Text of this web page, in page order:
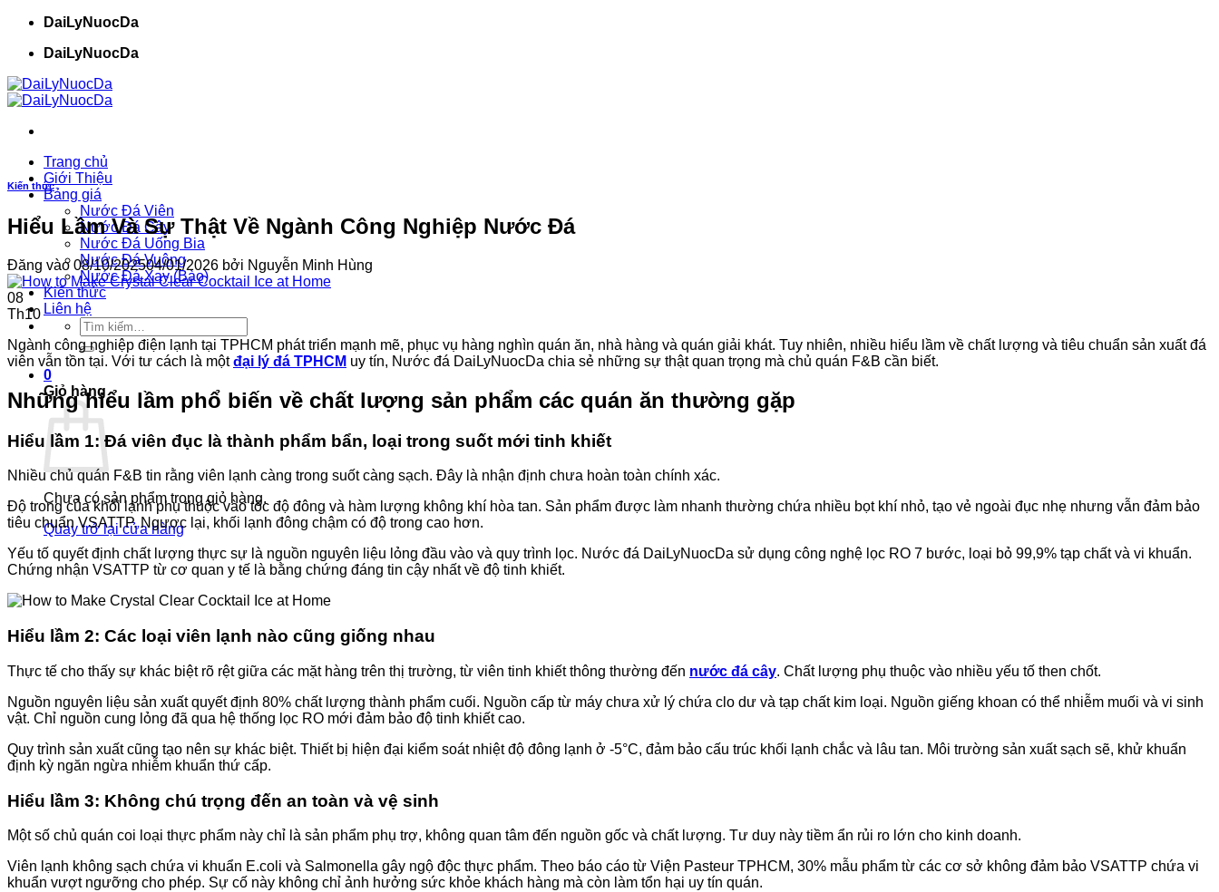
DaiLyNuocDa
DaiLyNuocDa
Trang chủ
Giới Thiệu
Bảng giá
Nước Đá Viên
Nước Đá Cây
Nước Đá Uống Bia
Nước Đá Vuông
Nước Đá Xay (Bào)
Kiến thức
Liên hệ
Tìm
kiếm:
0
Giỏ hàng
Chưa có sản phẩm trong giỏ hàng.
Quay trở lại cửa hàng
Kiến thức
Hiểu Lầm Và Sự Thật Về Ngành Công Nghiệp Nước Đá
Đăng vào08/10/202504/01/2026 bởi Nguyễn Minh Hùng
08
Th10
Ngành công nghiệp điện lạnh tại TPHCM phát triển mạnh mẽ, phục vụ hàng nghìn quán ăn, nhà hàng và quán giải khát. Tuy nhiên, nhiều hiểu lầm về chất lượng và tiêu chuẩn sản xuất đá
viên vẫn tồn tại. Với tư cách là mộtđại lý đá TPHCM uy tín, Nước đá DaiLyNuocDa chia sẻ những sự thật quan trọng mà chủ quán F&B cần biết.
Những hiểu lầm phổ biến về chất lượng sản phẩm các quán ăn thường gặp
Hiểu lầm 1: Đá viên đục là thành phẩm bẩn, loại trong suốt mới tinh khiết
Nhiều chủ quán F&B tin rằng viên lạnh càng trong suốt càng sạch. Đây là nhận định chưa hoàn toàn chính xác.
Độ trong của khối lạnh phụ thuộc vào tốc độ đông và hàm lượng không khí hòa tan. Sản phẩm được làm nhanh thường chứa nhiều bọt khí nhỏ, tạo vẻ ngoài đục nhẹ nhưng vẫn đảm bảo
tiêu chuẩn VSATTP. Ngược lại, khối lạnh đông chậm có độ trong cao hơn.
Yếu tố quyết định chất lượng thực sự là nguồn nguyên liệu lỏng đầu vào và quy trình lọc. Nước đá DaiLyNuocDa sử dụng công nghệ lọc RO 7 bước, loại bỏ 99,9% tạp chất và vi khuẩn.
Chứng nhận VSATTP từ cơ quan y tế là bằng chứng đáng tin cậy nhất về độ tinh khiết.
Hiểu lầm 2: Các loại viên lạnh nào cũng giống nhau
Thực tế cho thấy sự khác biệt rõ rệt giữa các mặt hàng trên thị trường, từ viên tinh khiết thông thường đến nước đá cây. Chất lượng phụ thuộc vào nhiều yếu tố then chốt.
Nguồn nguyên liệu sản xuất quyết định 80% chất lượng thành phẩm cuối. Nguồn cấp từ máy chưa xử lý chứa clo dư và tạp chất kim loại. Nguồn giếng khoan có thể nhiễm muối và vi sinh
vật. Chỉ nguồn cung lỏng đã qua hệ thống lọc RO mới đảm bảo độ tinh khiết cao.
Quy trình sản xuất cũng tạo nên sự khác biệt. Thiết bị hiện đại kiểm soát nhiệt độ đông lạnh ở -5°C, đảm bảo cấu trúc khối lạnh chắc và lâu tan. Môi trường sản xuất sạch sẽ, khử khuẩn
định kỳ ngăn ngừa nhiễm khuẩn thứ cấp.
Hiểu lầm 3: Không chú trọng đến an toàn và vệ sinh
Một số chủ quán coi loại thực phẩm này chỉ là sản phẩm phụ trợ, không quan tâm đến nguồn gốc và chất lượng. Tư duy này tiềm ẩn rủi ro lớn cho kinh doanh.
Viên lạnh không sạch chứa vi khuẩn E.coli và Salmonella gây ngộ độc thực phẩm. Theo báo cáo từ Viện Pasteur TPHCM, 30% mẫu phẩm từ các cơ sở không đảm bảo VSATTP chứa vi
khuẩn vượt ngưỡng cho phép. Sự cố này không chỉ ảnh hưởng sức khỏe khách hàng mà còn làm tổn hại uy tín quán.